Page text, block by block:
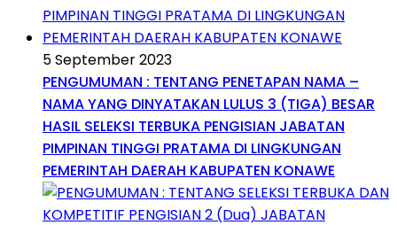
5 September 2023
PENGUMUMAN : TENTANG PENETAPAN NAMA –
NAMA YANG DINYATAKAN LULUS 3 (TIGA) BESAR
HASIL SELEKSI TERBUKA PENGISIAN JABATAN
PIMPINAN TINGGI PRATAMA DI LINGKUNGAN
PEMERINTAH DAERAH KABUPATEN KONAWE